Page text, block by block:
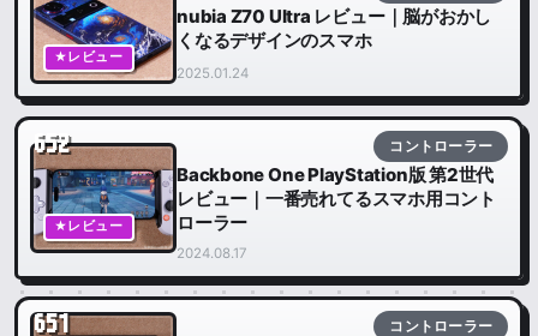
★レビュー
nubia Z70 Ultra レビュー｜脳がおかし
くなるデザインのスマホ
2025.01.24
★レビュー
652 コントローラー
Backbone One PlayStation版 第2世代
レビュー｜一番売れてるスマホ用コント
ローラー
2024.08.17
651 コントローラー